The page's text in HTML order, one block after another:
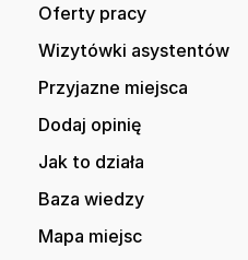
Oferty pracy
Wizytówki asystentów
Przyjazne miejsca
Dodaj opinię
Jak to działa
Baza wiedzy
Mapa miejsc